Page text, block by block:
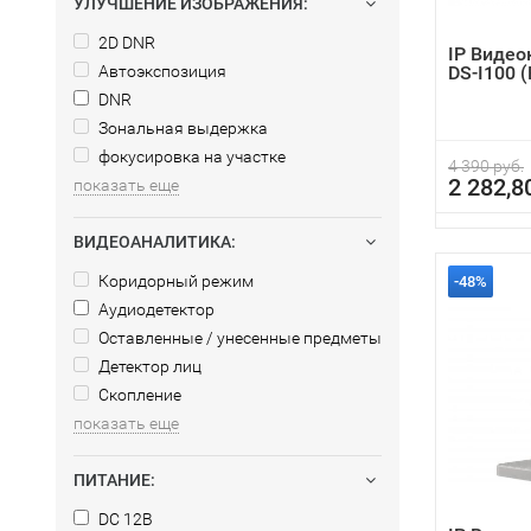
2D DNR
Автоэкспозиция
DNR
Зональная выдержка
фокусировка на участке
показать еще
ВИДЕОАНАЛИТИКА:
Коридорный режим
Аудиодетектор
Оставленные / унесенные предметы
Детектор лиц
Скопление
показать еще
ПИТАНИЕ:
DC 12В
IP
DS-I100
4 390 руб.
2
-48%